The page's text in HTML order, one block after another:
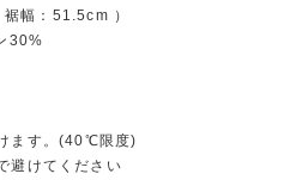
幅：51.5cm ）
30%
ます。(40℃限度)
避けてください